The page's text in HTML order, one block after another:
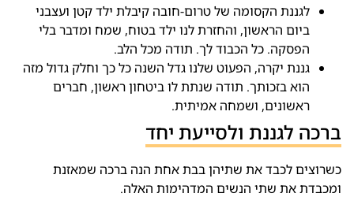
לגננת הקסומה של טרום-חובה קיבלת ילד קטן ועצבני
ביום הראשון, והחזרת לנו ילד בטוח, שמח ומדבר בלי
הפסקה. כל הכבוד לך. תודה מכל הלב.
גננת יקרה, הפעוט שלנו גדל השנה כל כך וחלק גדול מזה
הוא בזכותך. תודה שנתת לו ביטחון ראשון, חברים
ראשונים, ושמחה אמיתית.
ברכה לגננת ולסייעת יחד
כשרוצים לכבד את שתיהן בבת אחת הנה ברכה שמאזנת
ומכבדת את שתי הנשים המדהימות האלה.